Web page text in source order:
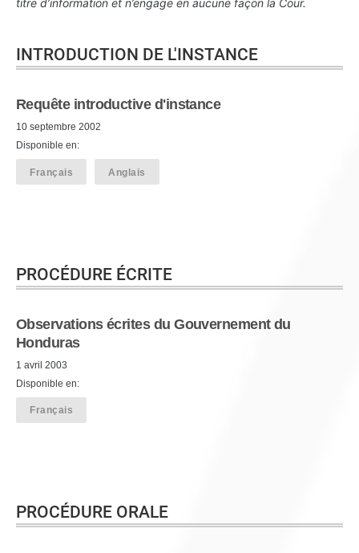
titre d’information et n’engage en aucune façon la Cour.
INTRODUCTION DE L'INSTANCE
Requête introductive d'instance
10 septembre 2002
Disponible en:
Français Anglais
PROCÉDURE ÉCRITE
Observations écrites du Gouvernement du
Honduras
1 avril 2003
Disponible en:
Français
PROCÉDURE ORALE